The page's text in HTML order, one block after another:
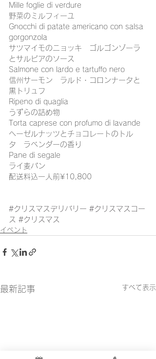
Mille foglie di verdure
野菜のミルフィーユ
Gnocchi di patate americano con salsa
gorgonzola
サツマイモのニョッキ　ゴルゴンゾーラ
とサルビアのソース
Salmone con lardo e tartuffo nero
信州サーモン　ラルド・コロンナータと
黒トリュフ
Ripeno di quaglia
うずらの詰め物
Torta caprese con profumo di lavande
ヘーゼルナッツとチョコレートのトル
タ　ラベンダーの香り
Pane di segale
ライ麦パン
配送料込一人前¥10,800
#クリスマスデリバリー #クリスマスコー
ス #クリスマス
イベント
最新記事 すべて表示